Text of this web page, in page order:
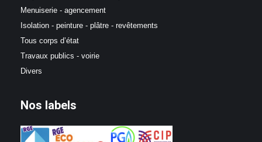
Menuiserie - agencement
Isolation - peinture - plâtre - revêtements
Tous corps d’état
Travaux publics - voirie
Divers
Nos labels